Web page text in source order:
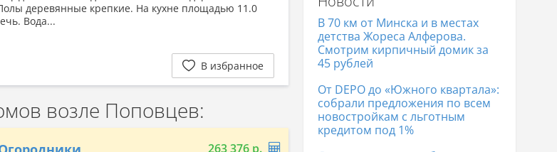
деревянные крепкие. На кухне площадью 11.0
Вода...
В избранное
возле Поповцев:
263 376 р.
Дома в Полоцке
Дома в Гродно
Дома в Лиде 169 669 р.
В 70 км от Минска и в местах
детства Жореса Алферова.
Смотрим кирпичный домик за
45 рублей
От DEPO до «Южного квартала»:
собрали предложения по всем
новостройкам с льготным
кредитом под 1%